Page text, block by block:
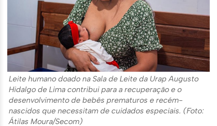
Leite humano doado na Sala de Leite da Urap Augusto
Hidalgo de Lima contribui para a recuperação e o
desenvolvimento de bebês prematuros e recém-
nascidos que necessitam de cuidados especiais. (Foto:
Átilas Moura/Secom)